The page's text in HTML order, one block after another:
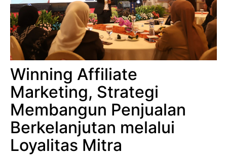
Winning Affiliate
Marketing, Strategi
Membangun Penjualan
Berkelanjutan melalui
Loyalitas Mitra